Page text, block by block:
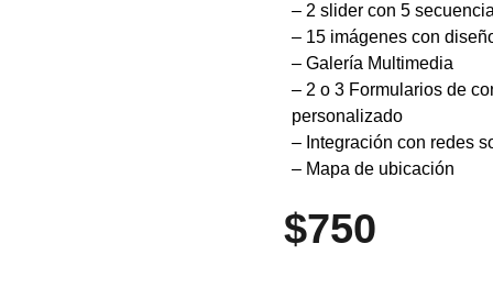
– 2 slider con 5
– 15 imágenes con
– Galería Multimedia
– 2 o 3 Formularios de
personalizado
– Integración con redes
– Mapa de ubicación
$750